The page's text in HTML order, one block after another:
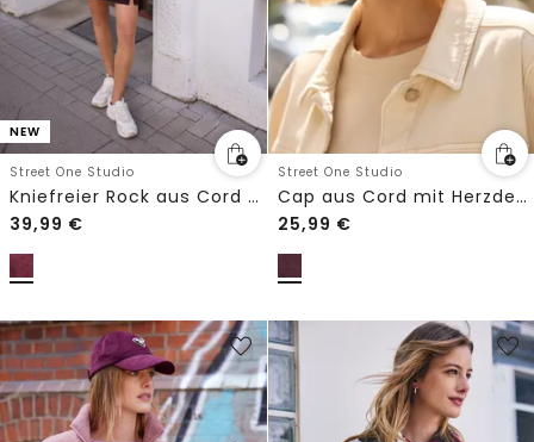
NEW
Street One Studio
Kniefreier Rock aus Cord mit Schlitzdetail
39,99 €
Street One Studio
Cap aus Cord mit Herzdetail
25,99 €